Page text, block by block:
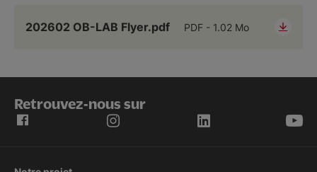
202602 OB-LAB Flyer.pdf PDF 1.02 Mo
Retrouvez-nous sur